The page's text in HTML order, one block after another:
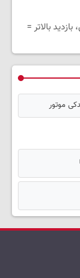
بالاتر =
موتور